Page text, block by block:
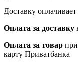
Доставку
Оплата за доставку
Оплата за товар
карту Приватбанка